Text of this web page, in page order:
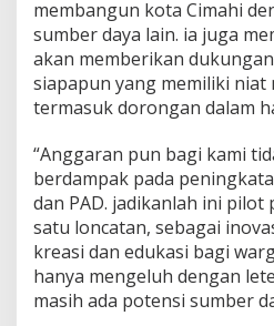
membangun kota Cimahi
sumber daya lain. ia juga
akan memberikan
siapapun yang memiliki niat
termasuk dorongan dalam
“Anggaran pun bagi kami
berdampak pada
dan PAD. jadikanlah ini pilot
satu loncatan, sebagai
kreasi dan edukasi bagi
hanya mengeluh dengan
masih ada potensi sumber